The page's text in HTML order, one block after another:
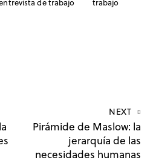
de trabajo trabajo
NEXT
Pirámide de Maslow: la
jerarquía de las
necesidades humanas